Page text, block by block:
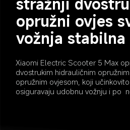
opružni ovjes
vožnja stabilna
Xiaomi Electric Scooter 5 Max
dvostrukim hidrauličnim
opružnim ovjesom, koji
osiguravaju udobnu vožnju i po